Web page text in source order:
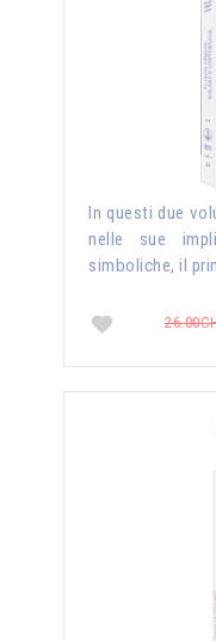
In questi due
nelle sue
simboliche, il